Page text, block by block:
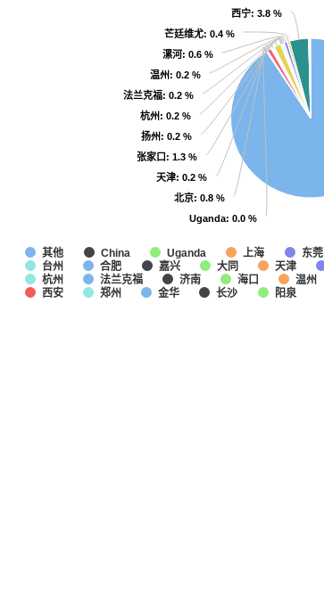
Uganda: 0.0 %
Uganda: 0.0 %
北京: 0.8 %
北京: 0.8 %
天津: 0.2 %
天津: 0.2 %
张家口: 1.3 %
张家口: 1.3 %
扬州: 0.2 %
扬州: 0.2 %
杭州: 0.2 %
杭州: 0.2 %
法兰克福: 0.2 %
法兰克福: 0.2 %
温州: 0.2 %
温州: 0.2 %
漯河: 0.6 %
漯河: 0.6 %
芒廷维尤: 0.4 %
芒廷维尤: 0.4 %
西宁: 3.8 %
西宁: 3.8 %
其他 China Uganda 上海 东莞
台州
合肥 嘉兴 大同 天津
杭州
法兰克福 济南 海口 温州
西安
郑州 金华 长沙 阳泉